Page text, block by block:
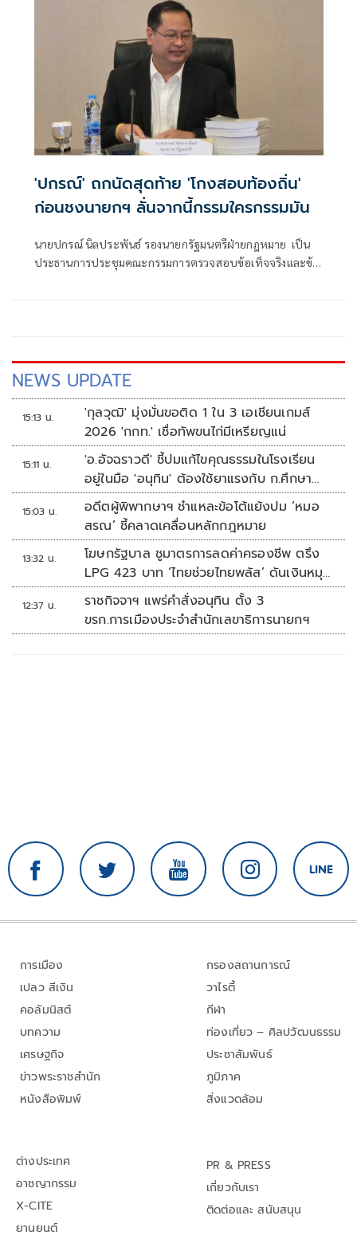
'ปกรณ์' ถกนัดสุดท้าย 'โกงสอบท้องถิ่น'
ก่อนชงนายกฯ ลั่นจากนี้กรรมใครกรรมมัน
นายปกรณ์ นิลประพันธ์​ รองนายก​รัฐมนตรี​ฝ่าย​กฎหมาย​ เป็น
ประธานการประชุมคณะกรรมการตรวจสอบข้อเท็จจริงและข้อ
NEWS UPDATE
15:13 น.
'กุลวุฒิ' มุ่งมั่นขอติด 1 ใน 3 เอเชียนเกมส์
2026 'กกท.' เชื่อทัพขนไก่มีเหรียญแน่
15:11 น.
'อ.อัจฉราวดี' ชี้ปมแก้ไขคุณธรรมในโรงเรียน
อยู่ในมือ 'อนุทิน' ต้องใช้ยาแรงกับ ก.ศึกษา
เรื่องปืนแค่ปลายเหตุ
15:03 น.
อดีตผู้พิพากษาฯ ชำแหละข้อโต้แย้งปม ‘หมอ
สรณ’ ชี้คลาดเคลื่อนหลักกฎหมาย
13:32 น.
โฆษกรัฐบาล ชูมาตรการลดค่าครองชีพ ตรึง
LPG 423 บาท ‘ไทยช่วยไทยพลัส’ ดันเงินหมุน
แสนล้าน
12:37 น.
ราชกิจจาฯ แพร่คำสั่งอนุทิน ตั้ง 3
ขรก.การเมืองประจำสำนักเลขาธิการนายกฯ
การเมือง
เปลว สีเงิน
คอลัมนิสต์
บทความ
เศรษฐกิจ
ข่าวพระราชสำนัก
หนังสือพิมพ์
กรองสถานการณ์
วาไรตี้
กีฬา
ท่องเที่ยว – ศิลปวัฒนธรรม
ประชาสัมพันธ์
ภูมิภาค
สิ่งแวดล้อม
ต่างประเทศ
อาชญากรรม
X-CITE
ยานยนต์
PR & PRESS
เกี่ยวกับเรา
ติดต่อและ สนับสนุน